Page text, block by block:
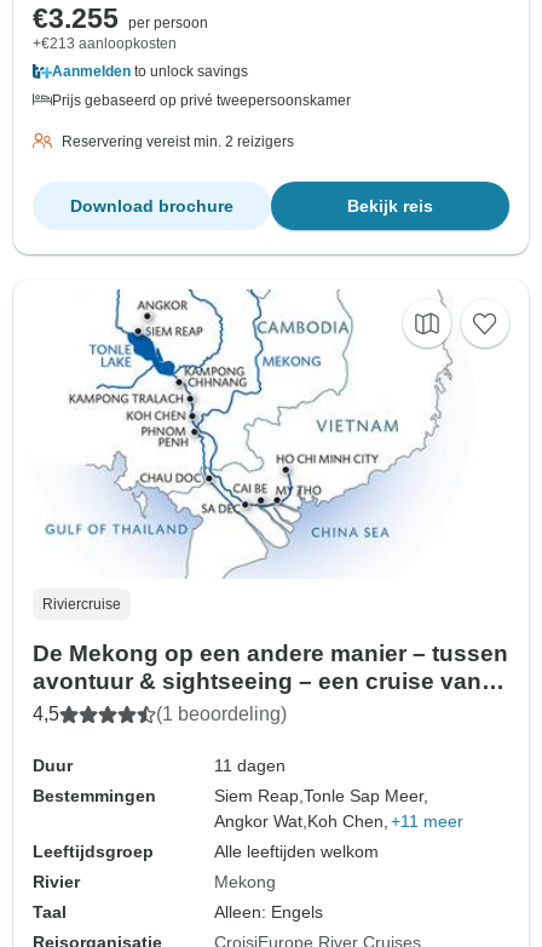
€3.255 per persoon
+€213 aanloopkosten
Aanmelden to unlock savings
Prijs gebaseerd op privé tweepersoonskamer
Reservering vereist min. 2 reizigers
Bekijk reis
Download brochure
Riviercruise
De Mekong op een andere manier – tussen
avontuur & sightseeing – een cruise van
haven tot haven (36 bestemmingen)
4,5 (1 beoordeling)
Duur
11 dagen
Bestemmingen
Siem Reap,Tonle Sap Meer,
Angkor Wat,Koh Chen, +11 meer
Leeftijdsgroep
Alle leeftijden welkom
Rivier
Mekong
Taal
Alleen: Engels
Reisorganisatie
CroisiEurope River Cruises